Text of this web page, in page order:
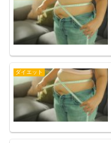
ダイエット